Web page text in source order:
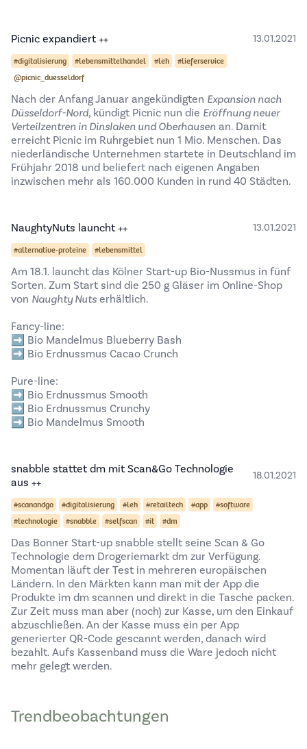
Picnic expandiert ++ 13.01.2021
#digitalisierung #lebensmittelhandel #leh
#lieferservice
@picnic_duesseldorf
Nach der Anfang Januar angekündigten Expansion nach
Düsseldorf-Nord, kündigt Picnic nun die Eröffnung neuer
Verteilzentren in Dinslaken und Oberhausen an. Damit
erreicht Picnic im Ruhrgebiet nun 1 Mio. Menschen. Das
niederländische Unternehmen startete in Deutschland im
Frühjahr 2018 und beliefert nach eigenen Angaben
inzwischen mehr als 160.000 Kunden in rund 40 Städten.
NaughtyNuts launcht ++ 13.01.2021
#alternative-proteine #lebensmittel
Am 18.1. launcht das Kölner Start-up Bio-Nussmus in fünf
Sorten. Zum Start sind die 250 g Gläser im Online-Shop
von Naughty Nuts erhältlich.
Fancy-line:
➡️ Bio Mandelmus Blueberry Bash
➡️ Bio Erdnussmus Cacao Crunch
Pure-line:
➡️ Bio Erdnussmus Smooth
➡️ Bio Erdnussmus Crunchy
➡️ Bio Mandelmus Smooth
snabble stattet dm mit Scan&Go Technologie
aus ++
18.01.2021
#scanandgo #digitalisierung #leh #retailtech #app
#software
#technologie
#snabble #selfscan #it #dm
Das Bonner Start-up snabble stellt seine Scan & Go
Technologie dem Drogeriemarkt dm zur Verfügung.
Momentan läuft der Test in mehreren europäischen
Ländern. In den Märkten kann man mit der App die
Produkte im dm scannen und direkt in die Tasche packen.
Zur Zeit muss man aber (noch) zur Kasse, um den Einkauf
abzuschließen. An der Kasse muss ein per App
generierter QR-Code gescannt werden, danach wird
bezahlt. Aufs Kassenband muss die Ware jedoch nicht
mehr gelegt werden.
Trendbeobachtungen